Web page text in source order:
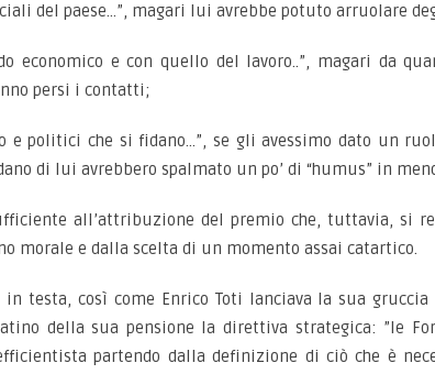
del paese…”, magari lui avrebbe potuto arruolare
e con quello del lavoro..”, magari da
persi i contatti;
che si fidano…”, se gli avessimo dato un
di lui avrebbero spalmato un po’ di “humus” in
all’attribuzione del premio che, tuttavia, si
morale e dalla scelta di un momento assai catartico.
testa, così come Enrico Toti lanciava la sua gruccia
della sua pensione la direttiva strategica: ”le
partendo dalla definizione di ciò che è